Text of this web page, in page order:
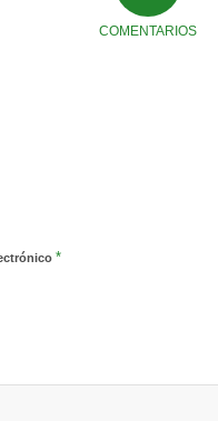
COMENTARIOS
*